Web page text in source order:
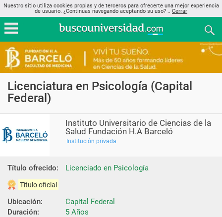
Nuestro sitio utiliza cookies propias y de terceros para ofrecerte una mejor experiencia
de usuario. ¿Continuas navegando aceptando su uso? .. Cerrar
Licenciatura en Psicología (Capital
Federal)
Instituto Universitario de Ciencias de la
Salud Fundación H.A Barceló
Institución privada
Título ofrecido: Licenciado en Psicología
Título oficial
Ubicación:
Capital Federal
Duración:
5 Años